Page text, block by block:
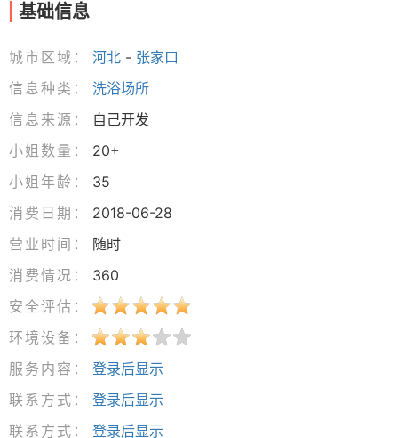
基础信息
城市区域： 河北 - 张家口
信息种类：
洗浴场所
信息来源：
自己开发
小姐数量：
20+
小姐年龄：
35
消费日期：
2018-06-28
营业时间：
随时
消费情况：
360
安全评估：
环境设备：
服务内容：
登录后显示
联系方式：
登录后显示
联系方式：
登录后显示